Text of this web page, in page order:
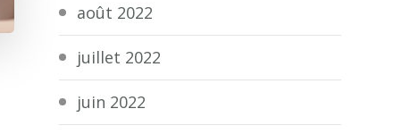
août 2022
juillet 2022
juin 2022